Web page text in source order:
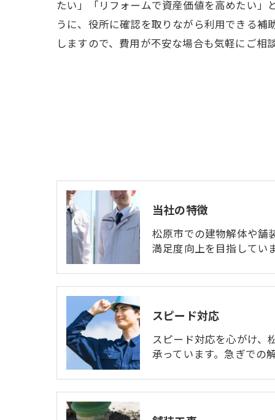
たい」「リフォームで資産価値を高めたい」
うに、役所に確認を取りながら利用できる
しますので、費用が不安な場合も気軽にご相
当社の特徴
松原市での建物解体や舗
満足度向上を目指してい
スピード対応
スピード対応を心がけ、
承っています。急ぎでの